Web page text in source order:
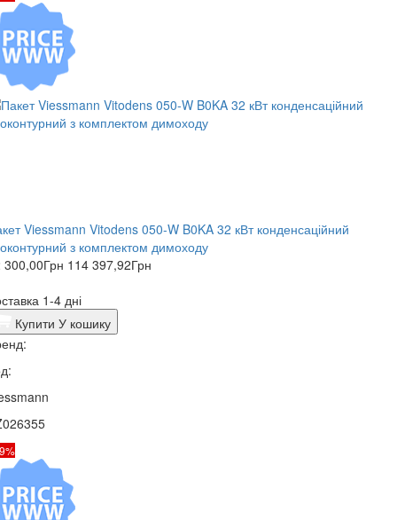
Viessmann Vitodens 050-W B0KA 32 кВт конденсаційний
з комплектом димоходу
300,00Грн 114 397,92Грн
1-4 дні
Купити У кошику